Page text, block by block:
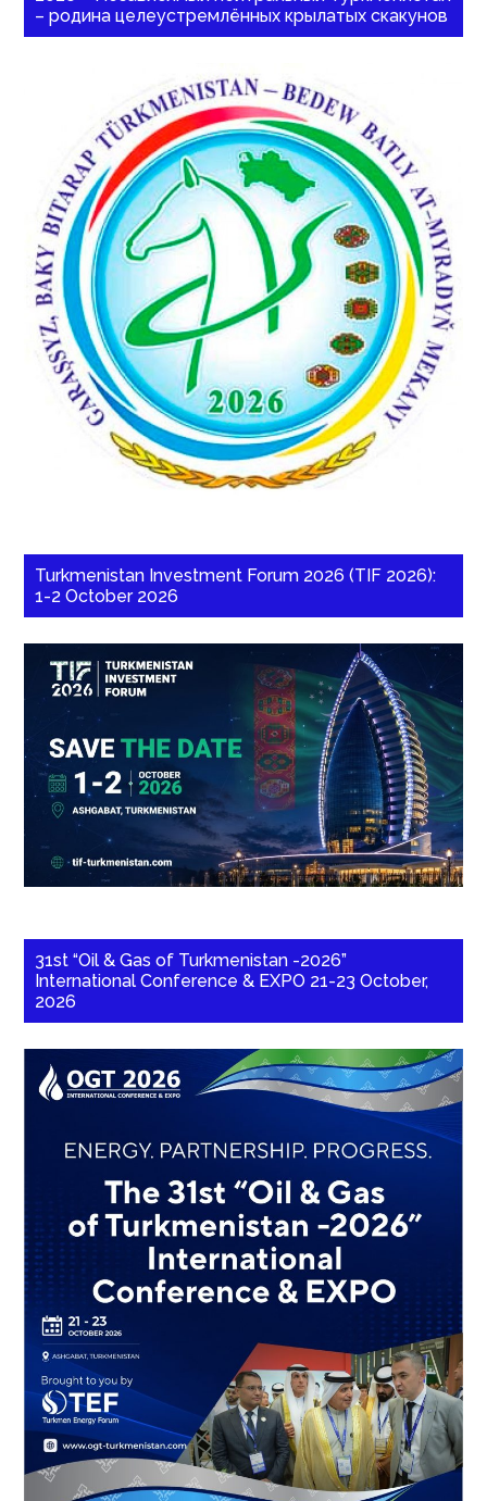
– родина целеустремлённых крылатых скакунов
Turkmenistan Investment Forum 2026 (TIF 2026):
1-2 October 2026
31st “Oil & Gas of Turkmenistan -2026”
International Conference & EXPO 21-23 October,
2026